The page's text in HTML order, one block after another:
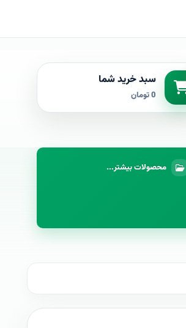
سبد خرید شما
0 تومان
محصولات بیشتر...